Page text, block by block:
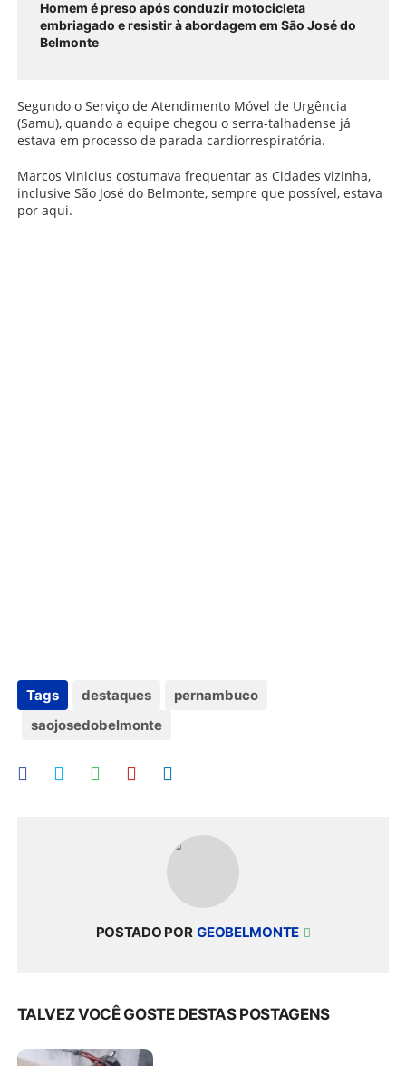
Homem é preso após conduzir motocicleta
embriagado e resistir à abordagem em São José do
Belmonte
Segundo o Serviço de Atendimento Móvel de Urgência
(Samu), quando a equipe chegou o serra-talhadense já
estava em processo de parada cardiorrespiratória.
Marcos Vinicius costumava frequentar as Cidades vizinha,
inclusive São José do Belmonte, sempre que possível, estava
por aqui.
Tags destaques
pernambuco
saojosedobelmonte
POSTADO POR GEOBELMONTE
TALVEZ VOCÊ GOSTE DESTAS POSTAGENS